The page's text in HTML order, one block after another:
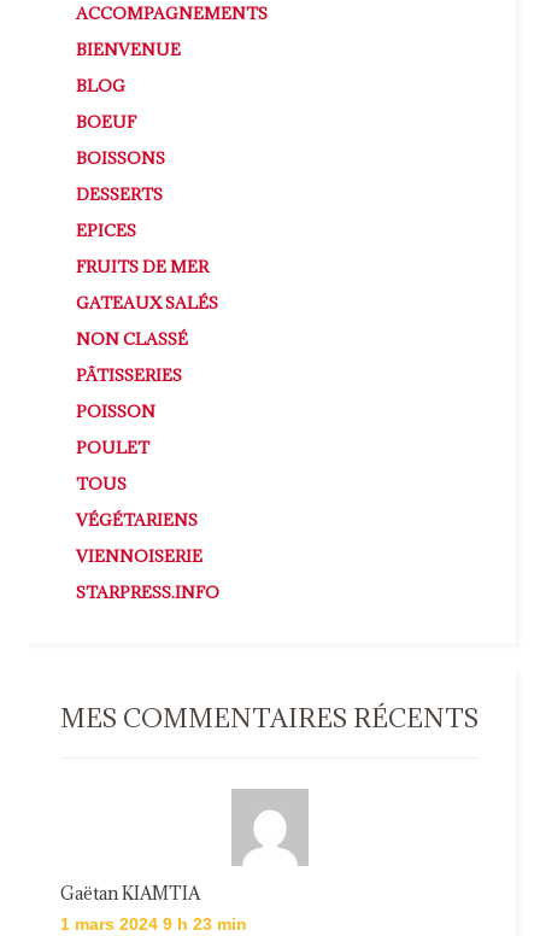
ACCOMPAGNEMENTS
BIENVENUE
BLOG
BOEUF
BOISSONS
DESSERTS
EPICES
FRUITS DE MER
GATEAUX SALÉS
NON CLASSÉ
PÂTISSERIES
POISSON
POULET
TOUS
VÉGÉTARIENS
VIENNOISERIE
STARPRESS.INFO
MES COMMENTAIRES RÉCENTS
Gaëtan KIAMTIA
1 mars 2024 9 h 23 min